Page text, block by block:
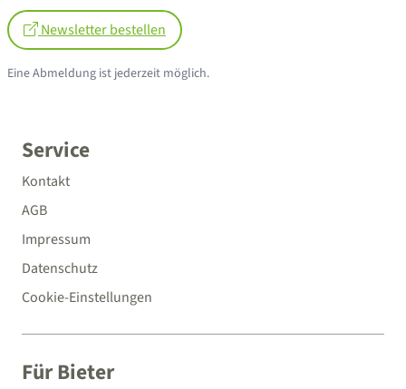
Service
Kontakt
AGB
Impressum
Datenschutz
Cookie-Einstellungen
Für Bieter
Newsletter bestellen
Eine Abmeldung ist jederzeit möglich.